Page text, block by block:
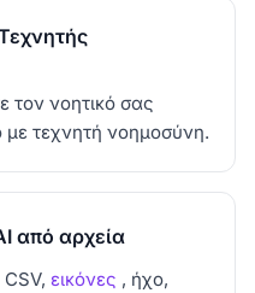
τον νοητικό σας
τεχνητή νοημοσύνη.
από αρχεία
εικόνες , ήχο,